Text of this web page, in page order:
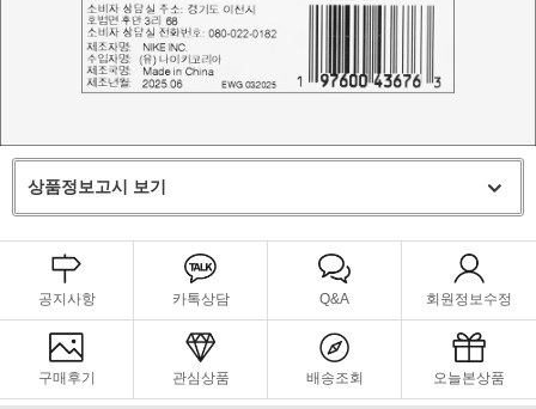
상품정보고시 보기
공지사항 카톡상담 Q&A 회원정보수정
구매후기 관심상품 배송조회 오늘본상품